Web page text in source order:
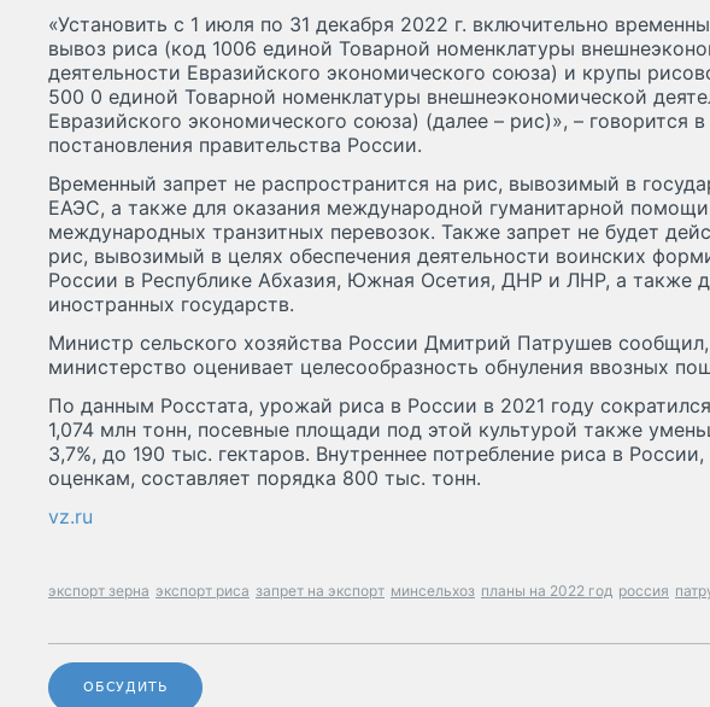
«Установить с 1 июля по 31 декабря 2022 г. включительно
вывоз риса (код 1006 единой Товарной номенклатуры
деятельности Евразийского экономического союза) и крупы
500 0 единой Товарной номенклатуры внешнеэкономической
Евразийского экономического союза) (далее – рис)», – говорится
постановления правительства России.
Временный запрет не распространится на рис, вывозимый в
ЕАЭС, а также для оказания международной гуманитарной
международных транзитных перевозок. Также запрет не будет
рис, вывозимый в целях обеспечения деятельности воинских
России в Республике Абхазия, Южная Осетия, ДНР и ЛНР, а также
иностранных государств.
Министр сельского хозяйства России Дмитрий Патрушев
министерство оценивает целесообразность обнуления ввозных
По данным Росстата, урожай риса в России в 2021 году
1,074 млн тонн, посевные площади под этой культурой также
3,7%, до 190 тыс. гектаров. Внутреннее потребление риса в
оценкам, составляет порядка 800 тыс. тонн.
vz.ru
экспорт зерна экспорт риса запрет на экспорт минсельхоз планы на 2022 год россия
ОБСУДИТЬ